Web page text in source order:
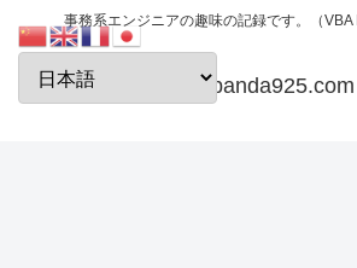
事務系エンジニアの趣味の記録です。（VBA
papanda925.com